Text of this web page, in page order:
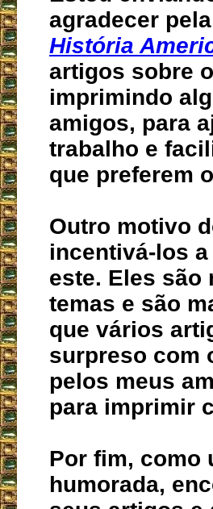
agradecer
História
artigos sobre
imprimindo
amigos, para
trabalho e
que preferem
Outro motivo
incentivá-los
este. Eles são
temas e são
que vários
surpreso com
pelos meus
para imprimir
Por fim, como
humorada,